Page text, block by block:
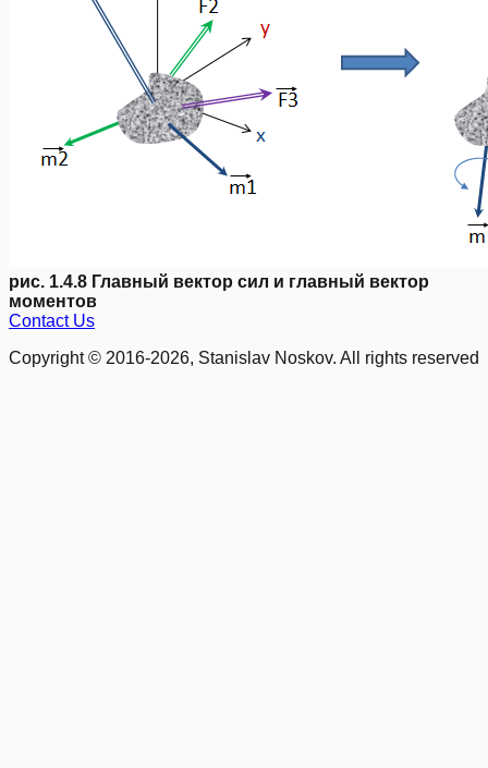
рис. 1.4.8 Главный вектор сил и главный вектор
моментов
Contact Us
Copyright © 2016-2026, Stanislav Noskov. All rights reserved